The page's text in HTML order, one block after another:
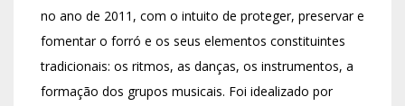
no ano de 2011, com o intuito de proteger, preservar e
fomentar o forró e os seus elementos constituintes
tradicionais: os ritmos, as danças, os instrumentos, a
formação dos grupos musicais. Foi idealizado por